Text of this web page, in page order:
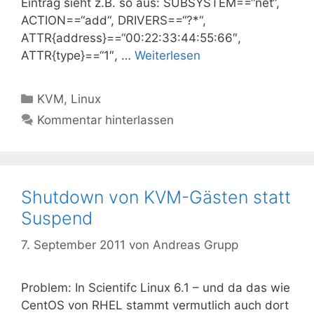
ACTION==“add“, DRIVERS==“?*“,
ATTR{address}==“00:22:33:44:55:66″,
ATTR{type}==“1″, … Weiterlesen
Kategorien
KVM, Linux
Kommentar hinterlassen
Shutdown von KVM-Gästen statt
Suspend
7. September 2011 von Andreas Grupp
Problem: In Scientifc Linux 6.1 – und da das wie
CentOS von RHEL stammt vermutlich auch dort